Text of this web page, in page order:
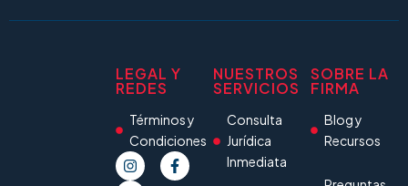
LEGAL Y
REDES
Términos y
Condiciones
NUESTROS
SERVICIOS
Consulta
Jurídica
Inmediata
SOBRE LA
FIRMA
Blog y
Recursos